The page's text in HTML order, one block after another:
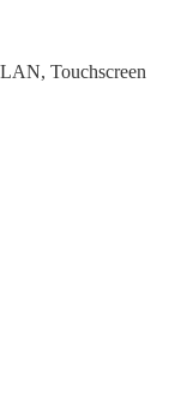
Touchscreen